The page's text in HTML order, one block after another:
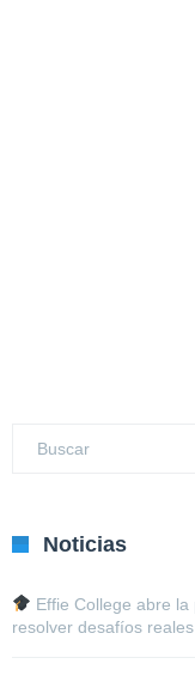
Noticias
Effie College abre
resolver desafíos